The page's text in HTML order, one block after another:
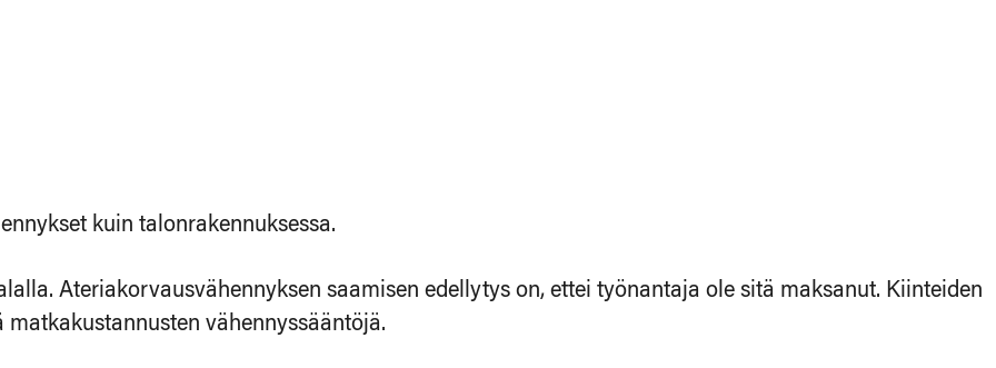
kuin talonrakennuksessa.
Ateriakorvausvähennyksen saamisen edellytys on, ettei työnantaja ole sitä maksanut. Kiinteiden
vähennyssääntöjä.